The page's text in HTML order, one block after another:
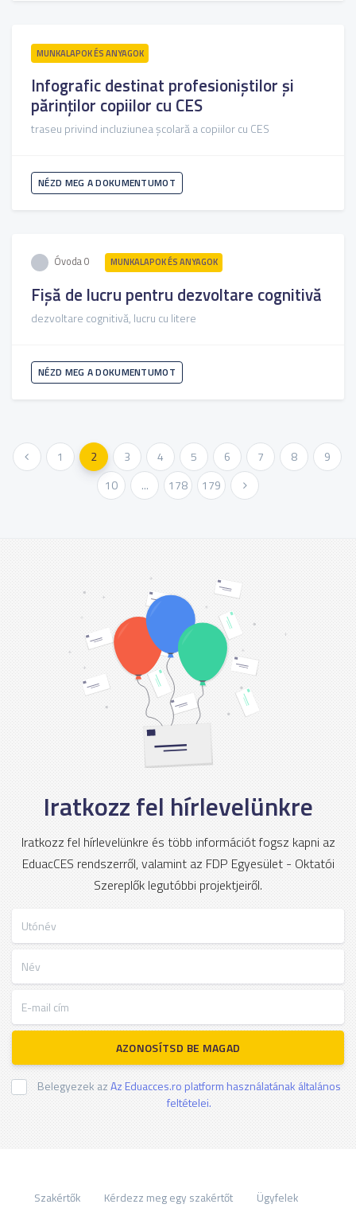
MUNKALAPOK ÉS ANYAGOK
Infografic destinat profesioniștilor și
părinților copiilor cu CES
traseu privind incluziunea școlară a copiilor cu CES
NÉZD MEG A DOKUMENTUMOT
Óvoda 0 MUNKALAPOK ÉS ANYAGOK
Fișă de lucru pentru dezvoltare cognitivă
dezvoltare cognitivă, lucru cu litere
NÉZD MEG A DOKUMENTUMOT
« Előző 1 2 3 4 5 6 7 8
9
10
... 178 179Következő »
Iratkozz fel hírlevelünkre
Iratkozz fel hírlevelünkre és több információt fogsz kapni az
EduacCES rendszerről, valamint az FDP Egyesület - Oktatói
Szereplők legutóbbi projektjeiről.
AZONOSÍTSD BE MAGAD
Belegyezek azAz Eduacces.ro platform használatának általános
feltételei.
Szakértők Kérdezz meg egy szakértőt Ügyfelek